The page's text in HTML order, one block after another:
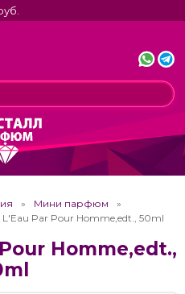
Мини парфюм
L'Eau Par Pour Homme,edt., 50ml
Homme,edt.,